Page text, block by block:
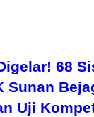
68
Sunan
Uji